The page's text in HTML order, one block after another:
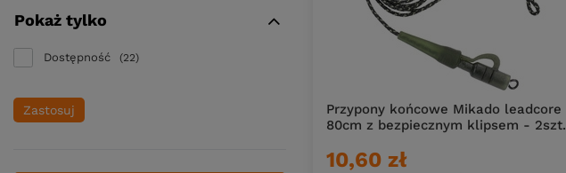
Pokaż tylko
Dostępność 22
Zastosuj
Przypony końcowe Mikado leadcore
80cm z bezpiecznym klipsem - 2szt.
10,60 zł